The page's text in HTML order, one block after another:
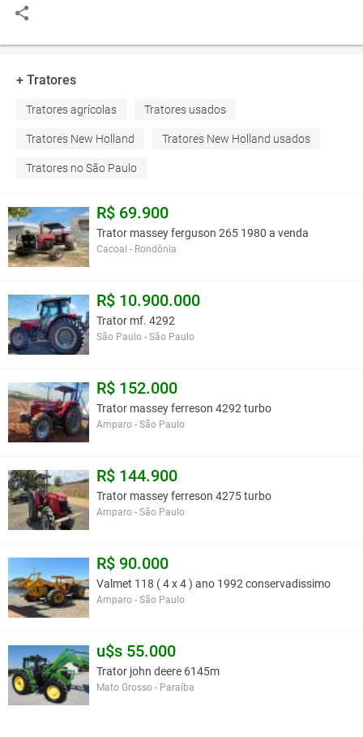
+ Tratores
Tratores agrícolas Tratores usados
Tratores New Holland Tratores New Holland usados
Tratores no São Paulo
R$ 69.900
Trator massey ferguson 265 1980 a venda
Cacoal - Rondônia
R$ 10.900.000
Trator mf. 4292
São Paulo - São Paulo
R$ 152.000
Trator massey ferreson 4292 turbo
Amparo - São Paulo
R$ 144.900
Trator massey ferreson 4275 turbo
Amparo - São Paulo
R$ 90.000
Valmet 118 ( 4 x 4 ) ano 1992 conservadissimo
Amparo - São Paulo
u$s 55.000
Trator john deere 6145m
Mato Grosso - Paraíba